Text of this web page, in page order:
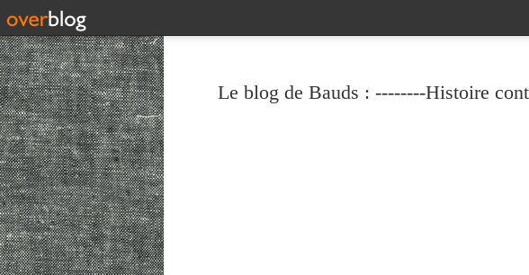
Le blog de Bauds : --------Histoire